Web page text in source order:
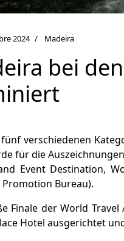
2024 Madeira
bei
verschiedenen
für die
Event Destination,
Bureau).
Finale der World
Hotel ausgerichtet